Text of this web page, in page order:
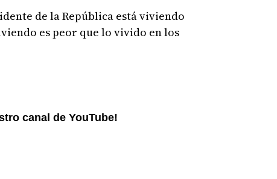
de la República está viviendo
es peor que lo vivido en los
canal de YouTube!